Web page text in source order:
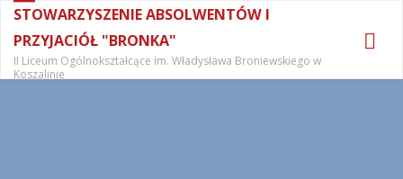
STOWARZYSZENIE ABSOLWENTÓW I
PRZYJACIÓŁ "BRONKA"
II Liceum Ogólnokształcące im. Władysława Broniewskiego w
Koszalinie